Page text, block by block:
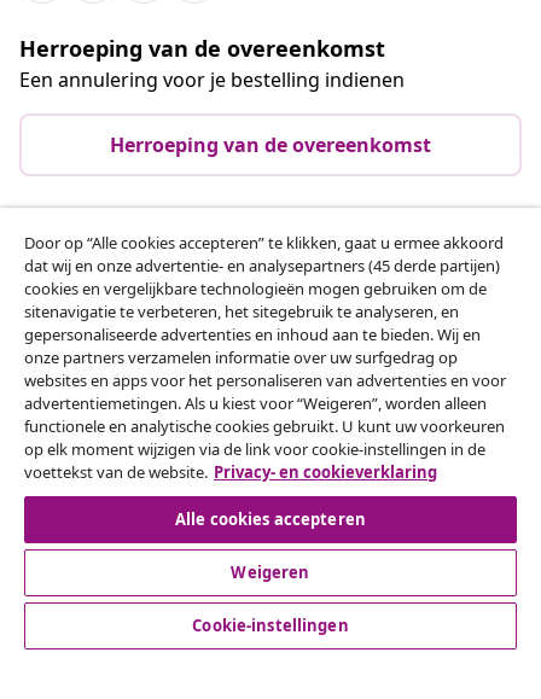
Herroeping van de overeenkomst
Een annulering voor je bestelling indienen
Herroeping van de overeenkomst
Klantenservice
Zakelijk
vidaXL
Ontdek meer
© 2008-2026 vidaXL www.vidaxl.nl is een website van vidaXL
Door op “Alle cookies accepteren” te klikken, gaat u ermee akkoord
dat wij en onze advertentie- en analysepartners (45 derde partijen)
cookies en vergelijkbare technologieën mogen gebruiken om de
sitenavigatie te verbeteren, het sitegebruik te analyseren, en
gepersonaliseerde advertenties en inhoud aan te bieden. Wij en
onze partners verzamelen informatie over uw surfgedrag op
websites en apps voor het personaliseren van advertenties en voor
advertentiemetingen. Als u kiest voor “Weigeren”, worden alleen
functionele en analytische cookies gebruikt. U kunt uw voorkeuren
op elk moment wijzigen via de link voor cookie-instellingen in de
voettekst van de website. Privacy- en cookieverklaring
Alle cookies accepteren
Weigeren
Cookie-instellingen